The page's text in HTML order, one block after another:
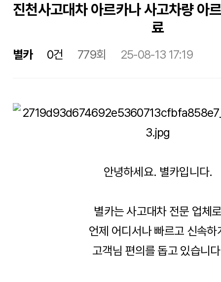
진천사고대차 아르카나 사고차량 아
료
별카 0건 779회 25-08-13 17:19
안녕하세요. 별카입니다.
별카는 사고대차 전문 업체
언제 어디서나 빠르고 신속하
고객님 편의를 돕고 있습니